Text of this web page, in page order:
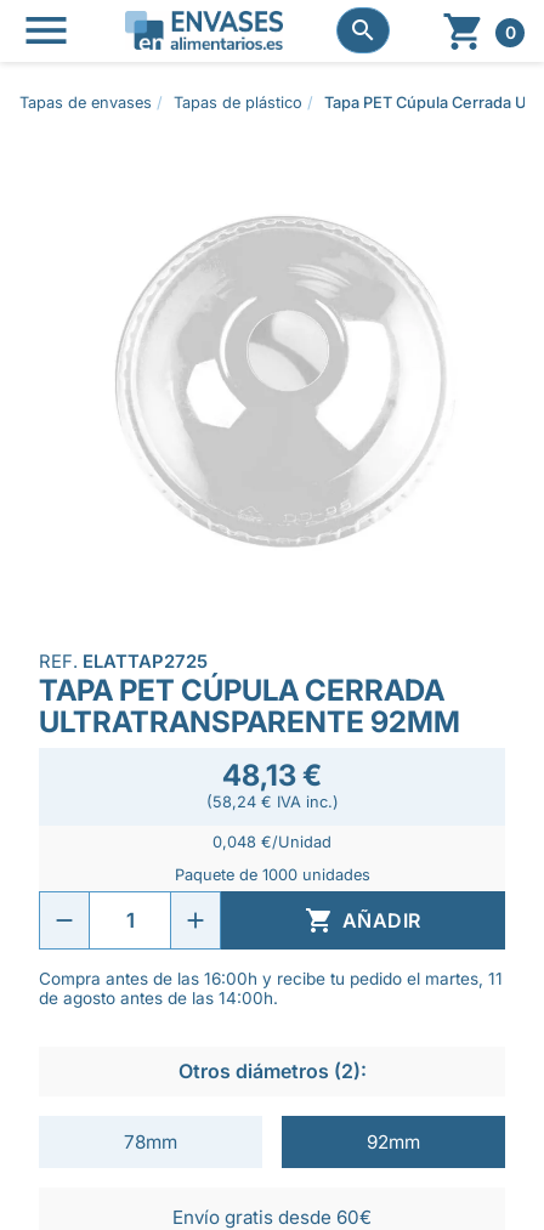
 
  0
Tapas de envases Tapas de plástico Tapa PET Cúpula Cerrada
REF. ELATTAP2725
TAPA PET CÚPULA CERRADA
ULTRATRANSPARENTE 92MM
48,13 €
(58,24 € IVA inc.)
0,048 €/Unidad
Paquete de 1000 unidades
 AÑADIR
Compra antes de las 16:00h y recibe tu pedido el martes, 11
de agosto antes de las 14:00h.
Otros diámetros (2):
78mm 92mm
Envío gratis desde 60€